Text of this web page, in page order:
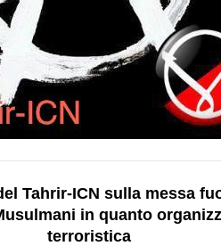
Tahrir-ICN sulla messa
in quanto
terroristica